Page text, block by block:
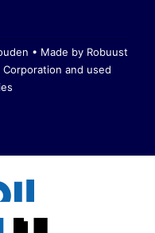
• Made by Robuust
and used